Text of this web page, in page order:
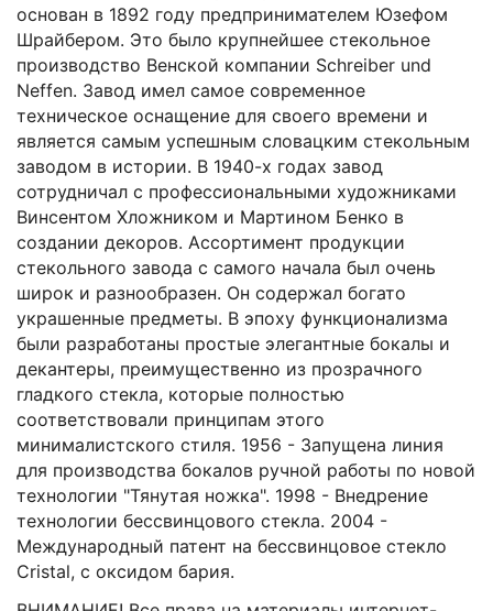
основан в 1892 году предпринимателем Юзефом
Шрайбером. Это было крупнейшее стекольное
производство Венской компании Schreiber und
Neffen. Завод имел самое современное
техническое оснащение для своего времени и
является самым успешным словацким стекольным
заводом в истории. В 1940-х годах завод
сотрудничал с профессиональными художниками
Винсентом Хложником и Мартином Бенко в
создании декоров. Ассортимент продукции
стекольного завода с самого начала был очень
широк и разнообразен. Он содержал богато
украшенные предметы. В эпоху функционализма
были разработаны простые элегантные бокалы и
декантеры, преимущественно из прозрачного
гладкого стекла, которые полностью
соответствовали принципам этого
минималистского стиля. 1956 - Запущена линия
для производства бокалов ручной работы по новой
технологии "Тянутая ножка". 1998 - Внедрение
технологии бессвинцового стекла. 2004 -
Международный патент на бессвинцовое стекло
Cristal, с оксидом бария.